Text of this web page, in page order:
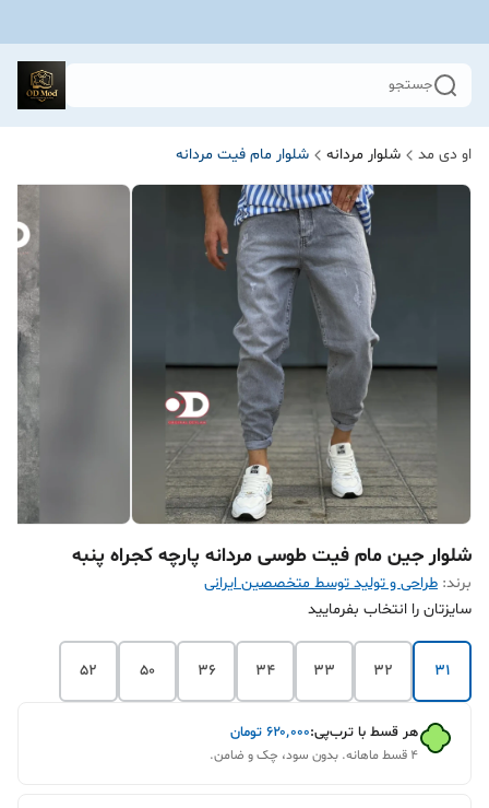
جستجو
او دی مد شلوار مردانه شلوار مام فیت مردانه
شلوار جین مام فیت طوسی مردانه پارچه کجراه پنبه
برند: طراحی و تولید توسط متخصصین ایرانی
سایزتان را انتخاب بفرمایید
31
32
33
34
36
50
52
هر قسط با ترب‌پی:۶۲۰٬۰۰۰ تومان
۴ قسط ماهانه. بدون سود، چک و ضامن.